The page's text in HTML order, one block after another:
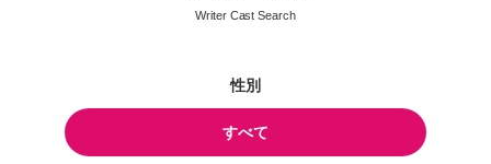
Writer Cast Search
すべて